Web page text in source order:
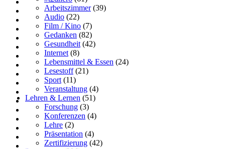
Arbeitszimmer(39)
Audio (22)
Film / Kino (7)
Gedanken (82)
Gesundheit (42)
Internet (8)
Lebensmittel & Essen (24)
Lesestoff(21)
Sport (11)
Veranstaltung (4)
Lehren & Lernen (51)
Forschung (3)
Konferenzen (4)
Lehre (2)
Präsentation (4)
Zertifizierung (42)